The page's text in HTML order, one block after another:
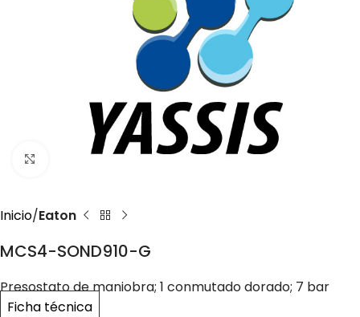
Click to enlarge
Inicio Eaton
MCS4-SOND910-G
Presostato de maniobra; 1 conmutado dorado; 7 bar
Ficha técnica